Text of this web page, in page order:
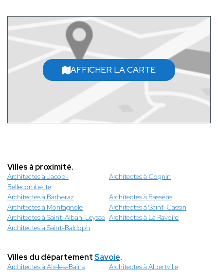
AFFICHER LA CARTE
Villes à proximité.
Architectes à Jacob-
Bellecombette
Architectes à Cognin
Architectes à Barberaz
Architectes à Bassens
Architectes à Montagnole
Architectes à Saint-Cassin
Architectes à Saint-Alban-Leysse Architectes à La Ravoire
Architectes à Saint-Baldoph
Villes du départementSavoie.
Architectes à Aix-les-Bains
Architectes à Albertville